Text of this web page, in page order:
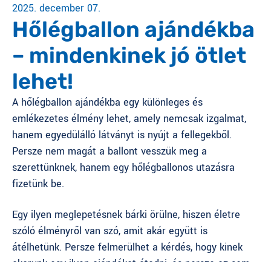
2025. december 07.
Hőlégballon ajándékba
– mindenkinek jó ötlet
lehet!
A hőlégballon ajándékba egy különleges és
emlékezetes élmény lehet, amely nemcsak izgalmat,
hanem egyedülálló látványt is nyújt a fellegekből.
Persze nem magát a ballont vesszük meg a
szerettünknek, hanem egy hőlégballonos utazásra
fizetünk be.
Egy ilyen meglepetésnek bárki örülne, hiszen életre
szóló élményről van szó, amit akár együtt is
átélhetünk. Persze felmerülhet a kérdés, hogy kinek